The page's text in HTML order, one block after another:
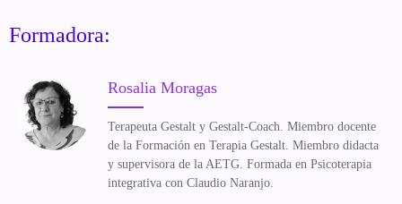
Formadora:
Rosalia Moragas
Terapeuta Gestalt y Gestalt-Coach. Miembro docente
de la Formación en Terapia Gestalt. Miembro didacta
y supervisora de la AETG. Formada en Psicoterapia
integrativa con Claudio Naranjo.